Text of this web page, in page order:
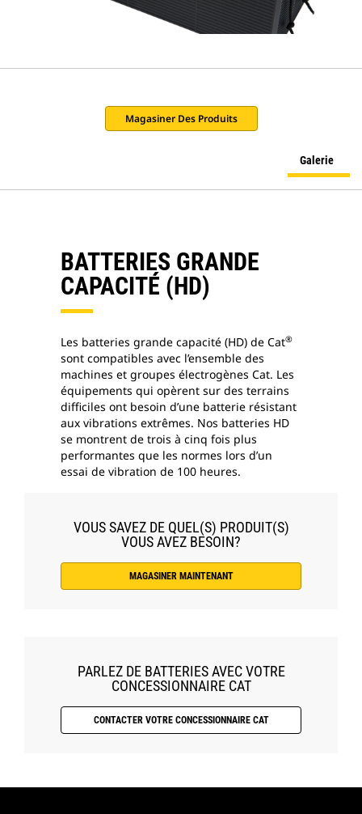
Magasiner Des Produits
Galerie
BATTERIES GRANDE
CAPACITÉ (HD)
Les batteries grande capacité (HD) de Cat®
sont compatibles avec l’ensemble des
machines et groupes électrogènes Cat. Les
équipements qui opèrent sur des terrains
difficiles ont besoin d’une batterie résistant
aux vibrations extrêmes. Nos batteries HD
se montrent de trois à cinq fois plus
performantes que les normes lors d’un
essai de vibration de 100 heures.
VOUS SAVEZ DE QUEL(S) PRODUIT(S)
VOUS AVEZ BESOIN?
MAGASINER MAINTENANT
PARLEZ DE BATTERIES AVEC VOTRE
CONCESSIONNAIRE CAT
CONTACTER VOTRE CONCESSIONNAIRE CAT